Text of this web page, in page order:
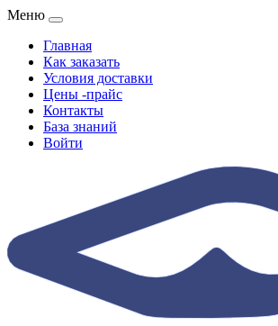
Меню
Главная
Как заказать
Условия доставки
Цены -прайс
Контакты
База знаний
Войти